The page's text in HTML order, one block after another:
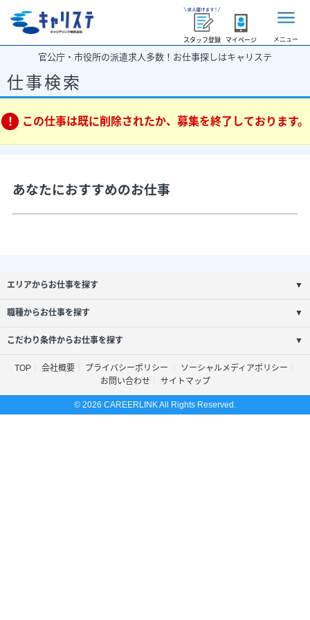
スタッフ登録 マイページ メニュー
官公庁・市役所の派遣求人多数！お仕事探しはキャリステ
仕事検索
この仕事は既に削除されたか、募集を終了しております。
あなたにおすすめのお仕事
エリアからお仕事を探す ▼
職種からお仕事を探す ▼
こだわり条件からお仕事を探す ▼
TOP 会社概要 プライバシーポリシー
ソーシャルメディアポリシー
お問い合わせ
サイトマップ
© 2026 CAREERLINK All Rights Reserved.